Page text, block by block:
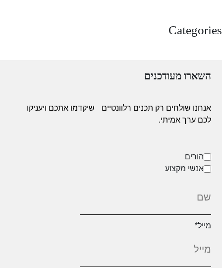
Categories
השארו מעודכנים
אנחנו שולחים רק תכנים רלוונטיים שיקדמו אתכם ויעניקו
לכם ערך אמיתי.
הורים
אנשי מקצוע
מייל*